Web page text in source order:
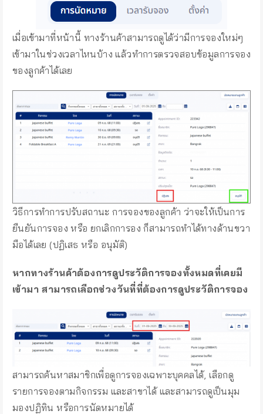
เมื่อเข้ามาที่หน้านี้ ทางร้านค้าสามารถดูได้ว่ามีการจองใหม่ๆ
เข้ามาในช่วงเวลาไหนบ้าง แล้วทำการตรวจสอบข้อมูลการจอง
ของลูกค้าได้เลย
วิธีการทำการปรับสถานะ การจองของลูกค้า ว่าจะให้เป็นการ
ยืนยันการจอง หรือ ยกเลิกการอง ก็สามารถทำได้ทางด้านขวา
มือได้เลย (ปฏิเสธ หรือ อนุมัติ)
หากทางร้านค้าต้องการดูประวัติการจองทั้งหมดที่เคยมี
เข้ามา สามารถเลือกช่วงวันที่ที่ต้องการดูประวัติการจอง
สามารถค้นหาสมาชิกเพื่อดูการจองเฉพาะบุคคลได้, เลือกดู
รายการจองตามกิจกรรม และสาขาได้ และสามารถดูเป็นมุม
มองปฏิทิน หรือการนัดหมายได้